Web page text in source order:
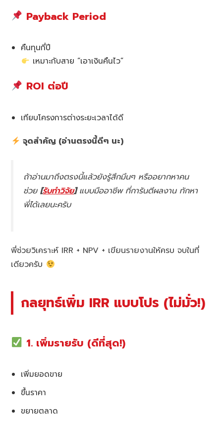
Payback Period
คืนทุนกี่ปี
เหมาะกับสาย “เอาเงินคืนไว”
ROI ต่อปี
เทียบโครงการต่างระยะเวลาได้ดี
จุดสำคัญ (อ่านตรงนี้ดีๆ นะ)
ถ้าอ่านมาถึงตรงนี้แล้วยังรู้สึกมึนๆ หรืออยากหาคน
ช่วย[รับทำวิจัย]แบบมืออาชีพ ที่การันตีผลงาน ทักหา
พี่ได้เลยนะครับ
พี่ช่วยวิเคราะห์ IRR + NPV + เขียนรายงานให้ครบ จบในที่
เดียวครับ
กลยุทธ์เพิ่ม IRR แบบโปร (ไม่มั่ว!)
1. เพิ่มรายรับ (ดีที่สุด!)
เพิ่มยอดขาย
ขึ้นราคา
ขยายตลาด